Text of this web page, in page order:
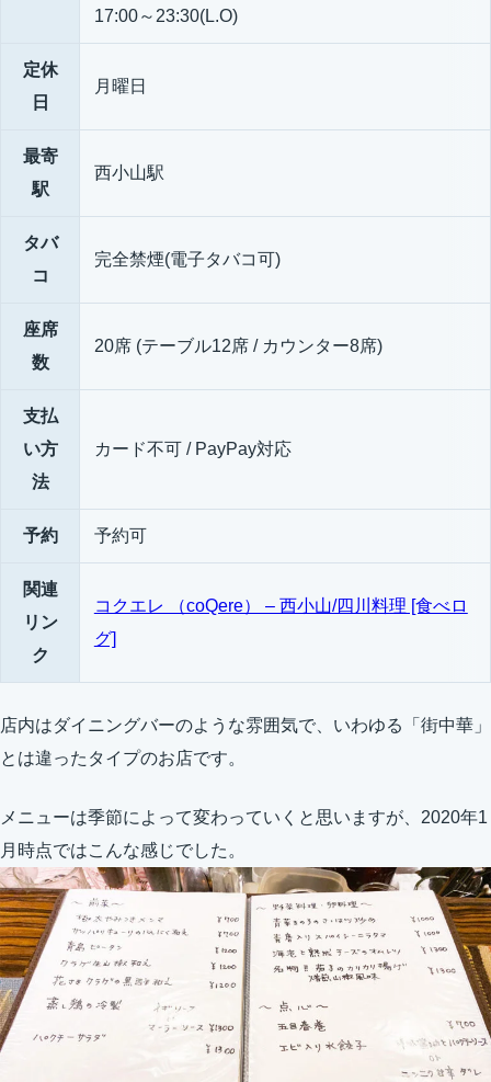
17:00～23:30(L.O)
定休
日
月曜日
最寄
駅
西小山駅
タバ
コ
完全禁煙(電子タバコ可)
座席
数
20席 (テーブル12席 / カウンター8席)
支払
い方
法
カード不可 / PayPay対応
予約 予約可
関連
リン
ク
コクエレ （coQere） – 西小山/四川料理 [食べロ
グ]
店内はダイニングバーのような雰囲気で、いわゆる「街中華」
とは違ったタイプのお店です。
メニューは季節によって変わっていくと思いますが、2020年1
月時点ではこんな感じでした。